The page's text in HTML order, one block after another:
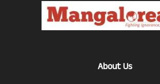
About Us